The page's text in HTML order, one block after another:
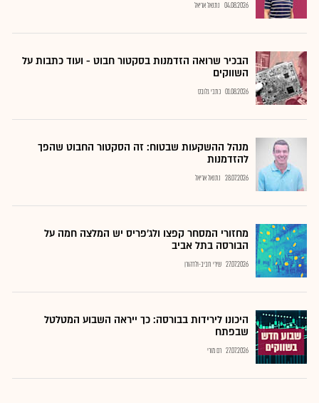
04.08.2026 נתנאל אריאל
הבכיר שרואה הזדמנות בסקטור חבוט - ועוד כתבות על
השווקים
01.08.2026 כתבי גלובס
מנהל ההשקעות שבטוח: זה הסקטור החבוט שהפך
להזדמנות
28.07.2026 נתנאל אריאל
מחזורי המסחר קפצו ולג'פריס יש המלצה חמה על
הבורסה בתל אביב
27.07.2026 שירי חביב-ולדהורן
היכונו לירידות בבורסה: כך ייראה השבוע המטלטל
שבפתח
27.07.2026 רם מורי